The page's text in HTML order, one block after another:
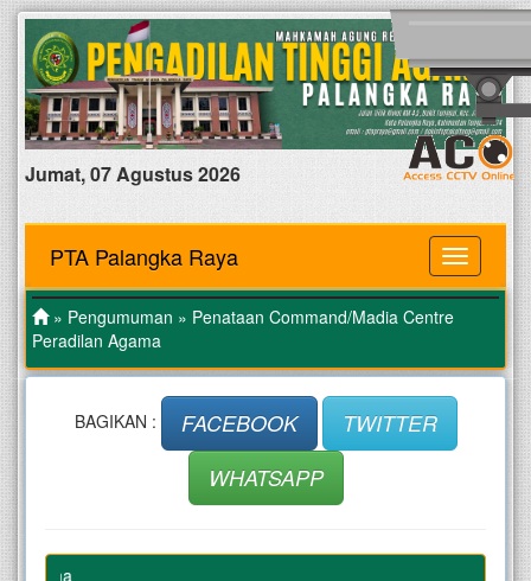
Jumat, 07 Agustus 2026
MENU
PTA Palangka Raya
» Pengumuman » Penataan Command/Madia Centre
Peradilan Agama
BAGIKAN : FACEBOOK
TWITTER
WHATSAPP